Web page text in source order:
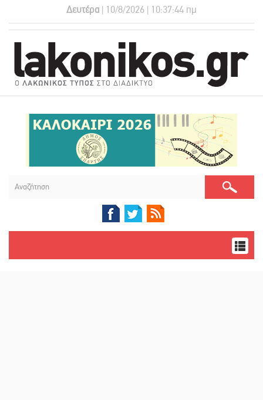
Δευτέρα | 10/8/2026 | 10:37:45 πμ